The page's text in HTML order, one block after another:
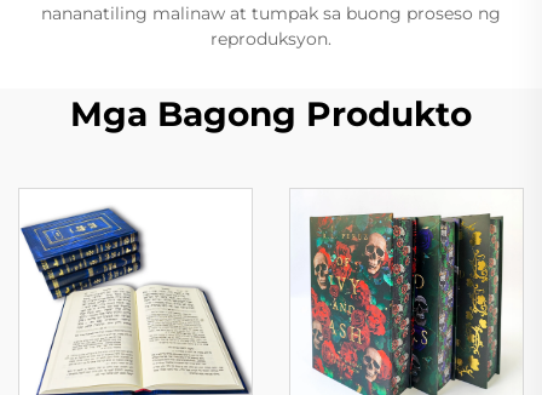
nananatiling malinaw at tumpak sa buong proseso ng
reproduksyon.
Mga Bagong Produkto